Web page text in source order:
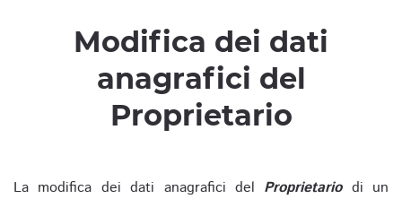
Modifica dei dati
anagrafici del
Proprietario
La modifica dei dati anagrafici del Proprietariodi un